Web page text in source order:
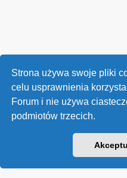
Strona używa swoje pliki
celu usprawnienia
Forum i nie używa
podmiotów trzecich.